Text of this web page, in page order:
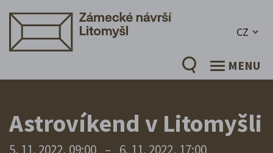
CZ
MENU
Astrovíkend v Litomyšli
5. 11. 2022, 09:00 – 6. 11. 2022, 17:00